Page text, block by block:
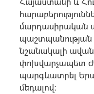
մարդասիրական
պաշտպանության
նշանակալի
փոխվարչապետ
պարգևատրել
մեդալով: